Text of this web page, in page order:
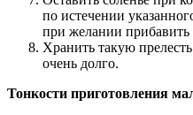
по истечении
при желании прибавить
Хранить такую
очень долго.
Тонкости приготовления